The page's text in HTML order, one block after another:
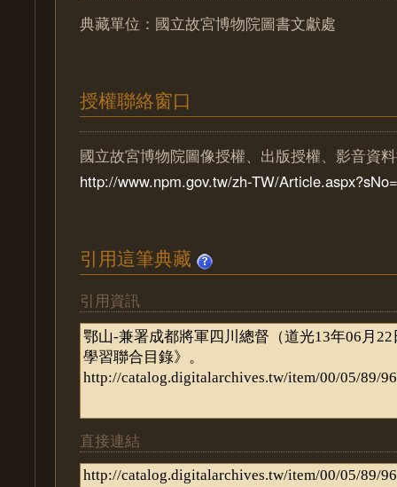
典藏單位：國立故宮博物院圖書文獻處
授權聯絡窗口
國立故宮博物院圖像授權、出版授權、影音資
http://www.npm.gov.tw/zh-TW/
引用這筆典藏
引用資訊
直接連結